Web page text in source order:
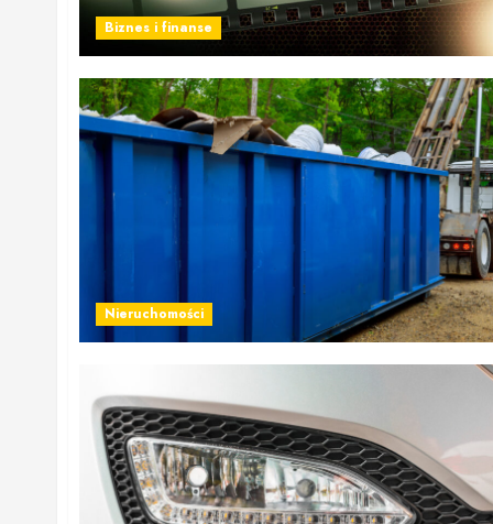
Biznes i finanse
Nieruchomości